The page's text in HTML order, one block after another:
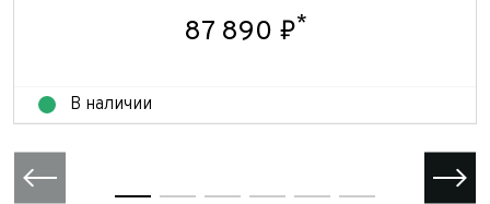
87 890 ₽*
В наличии
Телефон*
Тема сообщения
E-mail*
Ваш город*
Заявка на оценку
Телефон*
Марка и Модель